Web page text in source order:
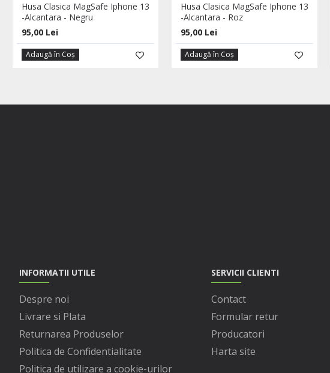
Husa Clasica MagSafe Iphone 13
-Alcantara - Negru
95,00 Lei
Adaugă în Coş
Husa Clasica MagSafe Iphone 13
-Alcantara - Roz
95,00 Lei
Adaugă în Coş
INFORMATII UTILE
Despre noi
Livrare si Plata
Returnarea Produselor
Politica de Confidentialitate
Politica de utilizare a cookie-urilor
SERVICII CLIENTI
Contact
Formular retur
Producatori
Harta site